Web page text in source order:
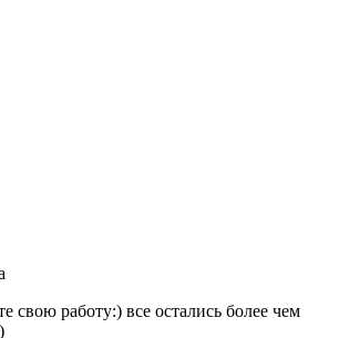
свою работу:) все остались более чем